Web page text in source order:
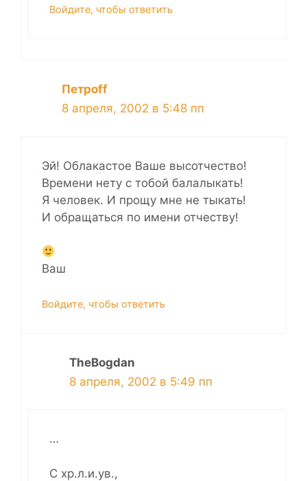
Войдите, чтобы ответить
Петроff
8 апреля, 2002 в 5:48 пп
Эй! Облакастое Ваше высотчество!
Времени нету с тобой балалыкать!
Я человек. И прощу мне не тыкать!
И обращаться по имени отчеству!
Ваш
Войдите, чтобы ответить
TheBogdan
8 апреля, 2002 в 5:49 пп
…
С хр.л.и.ув.,